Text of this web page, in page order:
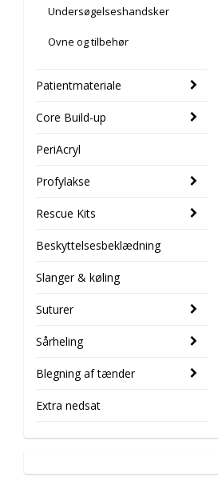
Undersøgelseshandsker
Ovne og tilbehør
Patientmateriale
Core Build-up
PeriAcryl
Profylakse
Rescue Kits
Beskyttelsesbeklædning
Slanger & køling
Suturer
Sårheling
Blegning af tænder
Extra nedsat